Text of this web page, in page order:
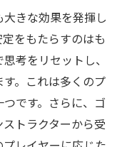
きな効果を発揮し
をもたらすのはも
考をリセットし、
。これは多くのプ
です。さらに、ゴ
トラクターから受